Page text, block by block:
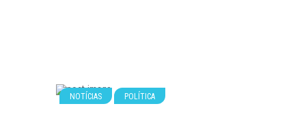
NOTÍCIAS POLÍTICA